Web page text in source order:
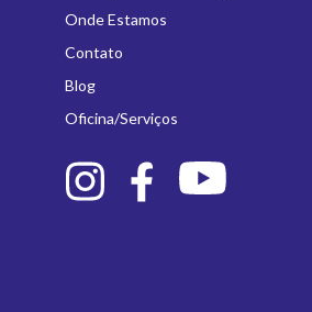
Onde Estamos
Contato
Blog
Oficina/Serviços